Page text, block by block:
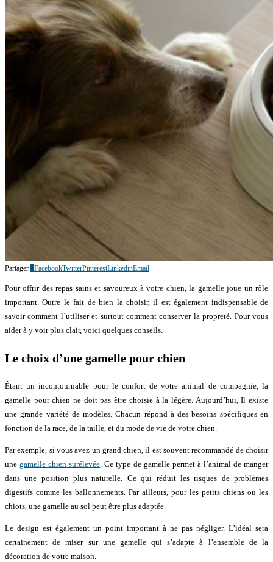
Partager FacebookTwitterPinterestLinkedinEmail
Pour offrir des repas sains et savoureux à votre chien, la gamelle joue un rôle
important. Outre le fait de bien la choisir, il est également indispensable de
savoir comment l’utiliser et surtout comment conserver la propreté. Pour vous
aider à y voir plus clair, voici quelques conseils.
Le choix d’une gamelle pour chien
Étant un incontournable pour le confort de votre animal de compagnie, la
gamelle pour chien ne doit pas être choisie à la légère. Aujourd’hui, Il existe
une grande variété de modèles. Chacun répond à des besoins spécifiques en
fonction de la race, de la taille, et du mode de vie de votre chien.
Par exemple, si vous avez un grand chien, il est souvent recommandé de choisir
unegamelle chien surélevée . Ce type de gamelle permet à l’animal de manger
dans une position plus naturelle. Ce qui réduit les risques de problèmes
digestifs comme les ballonnements. Par ailleurs, pour les petits chiens ou les
chiots, une gamelle au sol peut être plus adaptée.
Le design est également un point important à ne pas négliger. L’idéal sera
certainement de miser sur une gamelle qui s’adapte à l’ensemble de la
décoration de votre maison.